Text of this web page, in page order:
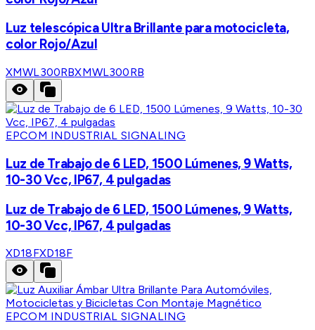
Luz telescópica Ultra Brillante para motocicleta,
color Rojo/Azul
XMWL300RBXMWL300RB
EPCOM INDUSTRIAL SIGNALING
Luz de Trabajo de 6 LED, 1500 Lúmenes, 9 Watts,
10-30 Vcc, IP67, 4 pulgadas
Luz de Trabajo de 6 LED, 1500 Lúmenes, 9 Watts,
10-30 Vcc, IP67, 4 pulgadas
XD18FXD18F
EPCOM INDUSTRIAL SIGNALING